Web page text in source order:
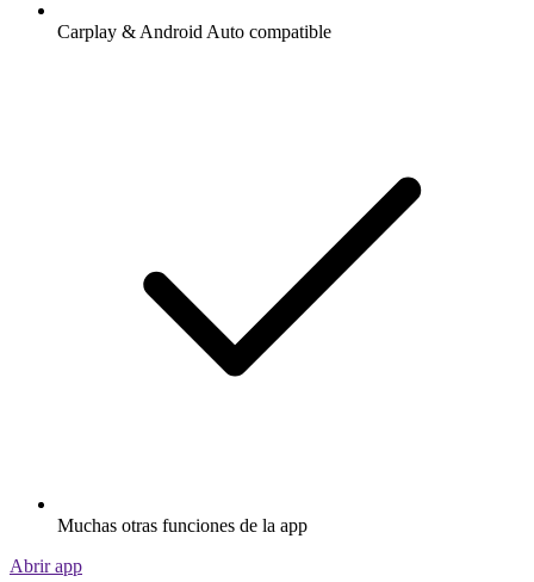
Carplay & Android Auto compatible
Muchas otras funciones de la app
Abrir app